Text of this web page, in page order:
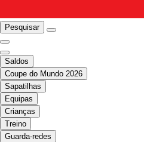
Pesquisar
Saldos
Coupe do Mundo 2026
Sapatilhas
Equipas
Crianças
Treino
Guarda-redes